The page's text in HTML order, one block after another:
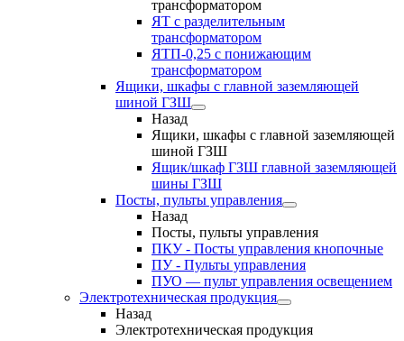
трансформатором
ЯТ с разделительным
трансформатором
ЯТП-0,25 с понижающим
трансформатором
Ящики, шкафы с главной заземляющей
шиной ГЗШ
Назад
Ящики, шкафы с главной заземляющей
шиной ГЗШ
Ящик/шкаф ГЗШ главной заземляющей
шины ГЗШ
Посты, пульты управления
Назад
Посты, пульты управления
ПКУ - Посты управления кнопочные
ПУ - Пульты управления
ПУО — пульт управления освещением
Электротехническая продукция
Назад
Электротехническая продукция